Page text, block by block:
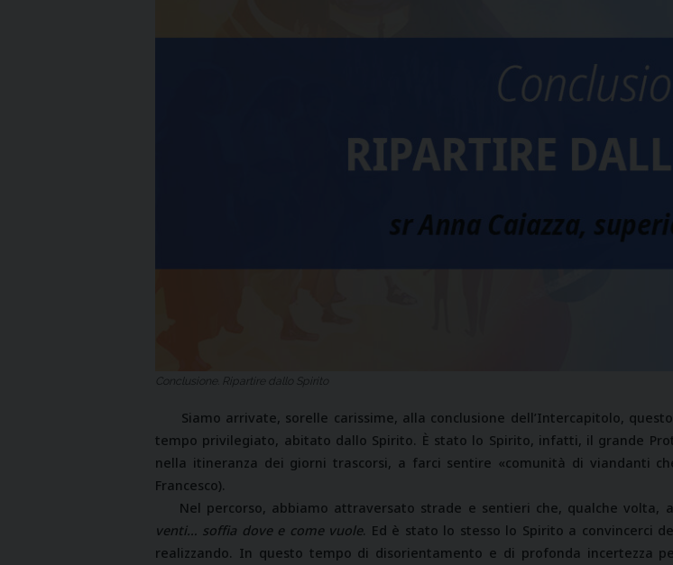
Conclusione. Ripartire dallo Spirito
Siamo arrivate, sorelle carissime, alla conclusione dell’Intercapitolo,
tempo privilegiato, abitato dallo Spirito. È stato lo Spirito, infatti, il grande
nella itineranza dei giorni trascorsi, a farci sentire «comunità di viandanti
Francesco).
Nel percorso, abbiamo attraversato strade e sentieri che, qualche volta,
venti… soffia dove e come vuole. Ed è stato lo stesso lo Spirito a convincerci
realizzando. In questo tempo di disorientamento e di profonda incertezza